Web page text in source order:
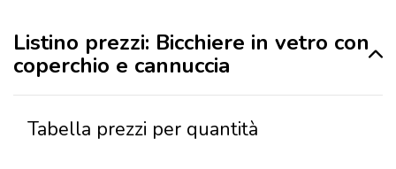
Listino prezzi: Bicchiere in vetro con
coperchio e cannuccia
Tabella prezzi per quantità